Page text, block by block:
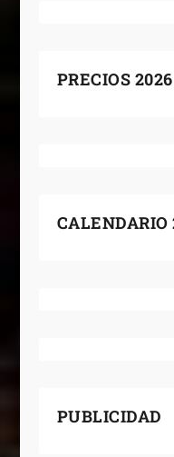
PRECIOS 2026
CALENDARIO
PUBLICIDAD